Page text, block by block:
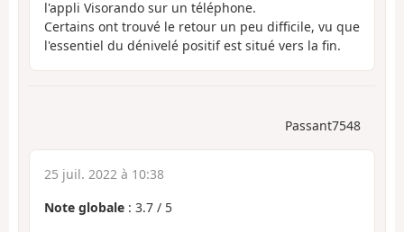
l'appli Visorando sur un téléphone.
Certains ont trouvé le retour un peu difficile, vu que
l'essentiel du dénivelé positif est situé vers la fin.
Passant7548
25 juil. 2022 à 10:38
Note globale : 3.7 / 5